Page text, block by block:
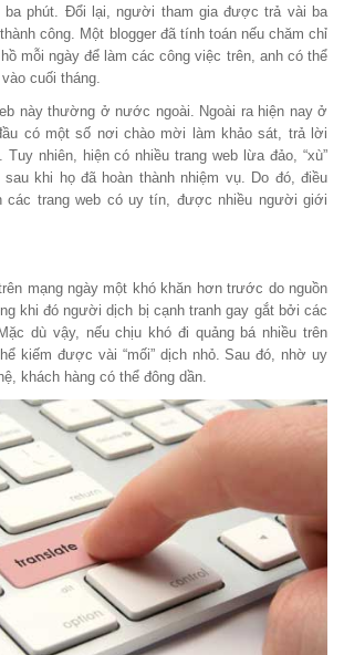
ba phút. Đổi lại, người tham gia được trả vài ba
công. Một blogger đã tính toán nếu chăm chỉ
mỗi ngày để làm các công việc trên, anh có thể
cuối tháng.
này thường ở nước ngoài. Ngoài ra hiện nay ở
có một số nơi chào mời làm khảo sát, trả lời
Tuy nhiên, hiện có nhiều trang web lừa đảo, “xù”
khi họ đã hoàn thành nhiệm vụ. Do đó, điều
các trang web có uy tín, được nhiều người giới
mạng ngày một khó khăn hơn trước do nguồn
khi đó người dịch bị cạnh tranh gay gắt bởi các
dù vậy, nếu chịu khó đi quảng bá nhiều trên
kiếm được vài “mối” dịch nhỏ. Sau đó, nhờ uy
khách hàng có thể đông dần.